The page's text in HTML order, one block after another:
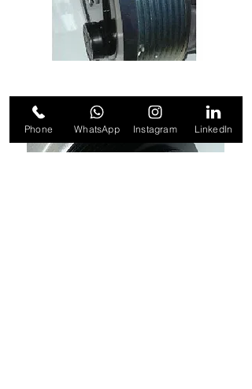
Embr. Compr. QP21 12/24V Polia 8
PK / 2A
Phone WhatsApp Instagram LinkedIn